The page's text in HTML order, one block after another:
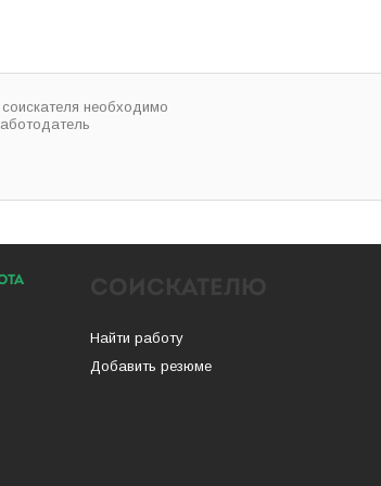
необходимо
Найти работу
Добавить резюме